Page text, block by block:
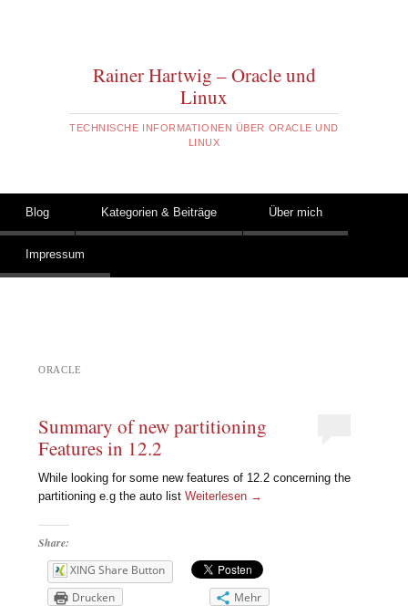
Rainer Hartwig – Oracle und
Linux
TECHNISCHE INFORMATIONEN ÜBER ORACLE UND
LINUX
Hauptmenü
Zum Inhalt springen
Blog Kategorien & Beiträge Über mich
Impressum
ORACLE
Summary of new partitioning
Features in 12.2
While looking for some new features of 12.2 concerning the
partitioning e.g the auto listWeiterlesen →
Share:
XING Share Button
Drucken
Mehr